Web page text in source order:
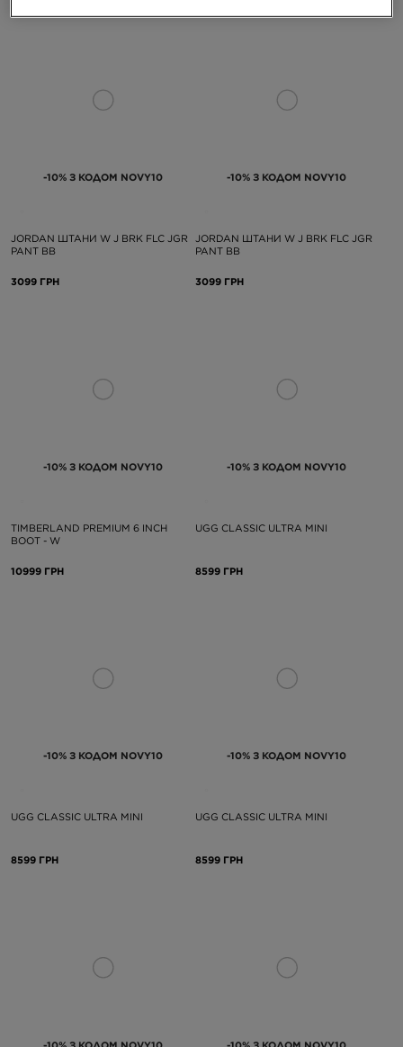
-10% З КОДОМ NOVY10
JORDAN ШТАНИ W J BRK FLC JGR
PANT BB
3099 ГРН
-10% З КОДОМ NOVY10
JORDAN ШТАНИ W J BRK FLC JGR
PANT BB
3099 ГРН
-10% З КОДОМ NOVY10
TIMBERLAND PREMIUM 6 INCH
BOOT - W
10999 ГРН
-10% З КОДОМ NOVY10
UGG CLASSIC ULTRA MINI
8599 ГРН
-10% З КОДОМ NOVY10
UGG CLASSIC ULTRA MINI
8599 ГРН
-10% З КОДОМ NOVY10
UGG CLASSIC ULTRA MINI
8599 ГРН